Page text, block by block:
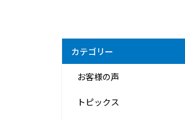
カテゴリー
お客様の声
トピックス